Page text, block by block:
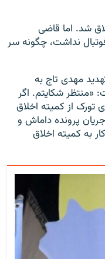
شد. اما قاضی
نداشت، چگونه سر
آسیا پس از تهدید مهدی تاج به
«منتظر شکایتم. اگر
تورک از كميته اخلاق
پرونده داماش و
به كميته اخلاق